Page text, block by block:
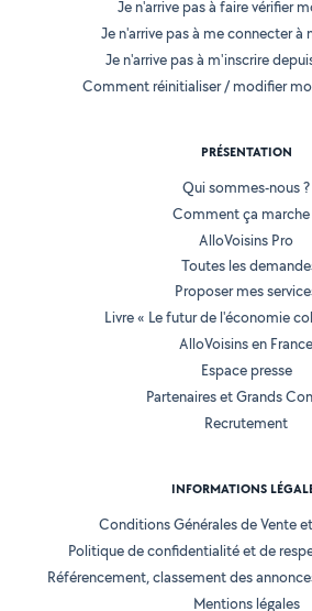
Je n'arrive pas à faire vérifier
Je n'arrive pas à me connecter
Je n'arrive pas à m'inscrire
Comment réinitialiser / modifier
PRÉSENTATION
Qui sommes-nous ?
Comment ça marche
AlloVoisins Pro
Toutes les
Proposer mes
Livre « Le futur de l'économie
AlloVoisins en France
Espace presse
Partenaires et Grands
Recrutement
INFORMATIONS
Conditions Générales de Vente
Politique de confidentialité et de
Référencement, classement des
Mentions légales